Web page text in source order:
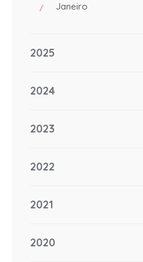
Janeiro
2025
2024
2023
2022
2021
2020